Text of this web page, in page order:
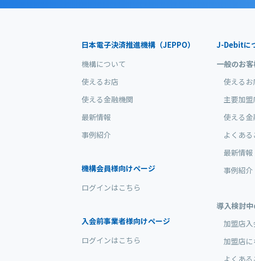
日本電子決済推進機構（JEPPO）
機構について
使えるお店
使える金融機関
最新情報
事例紹介
機構会員様向けページ
ログインはこちら
入会前事業者様向けページ
ログインはこちら
J-Debitに
一般のお
使えるお
主要加
使える
よくあ
最新情報
事例紹介
導入検討
加盟店
加盟店
よくあ